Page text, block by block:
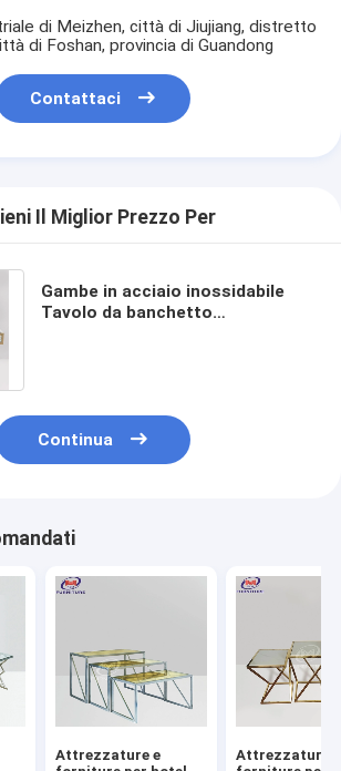
di Meizhen, città di Jiujiang, distretto
di Foshan, provincia di Guandong
Contattaci
Il Miglior Prezzo Per
Gambe in acciaio inossidabile
Tavolo da banchetto
Continua
Attrezzature e
Attrezzature e